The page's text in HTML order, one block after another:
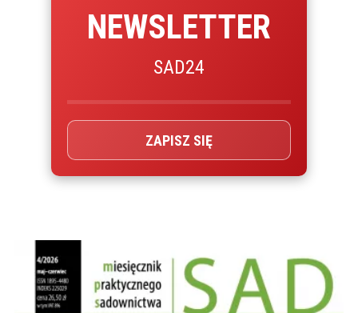
NEWSLETTER
SAD24
ZAPISZ SIĘ